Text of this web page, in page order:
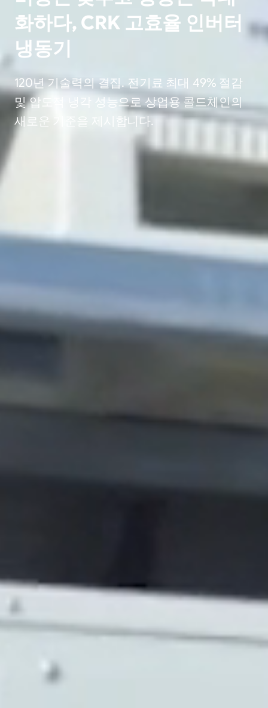
화하다, CRK 고효율 인버터
냉동기
120년 기술력의 결집. 전기료 최대 49% 절감
및 압도적 냉각 성능으로 상업용 콜드체인의
새로운 기준을 제시합니다.